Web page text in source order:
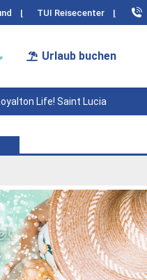
| TUI Reisecenter |
Urlaub buchen
Life! Saint Lucia